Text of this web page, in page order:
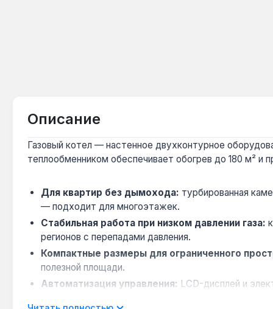
Описание
Газовый котел — настенное двухконтурное
теплообменником обеспечивает обогрев до 180 м² и
Для квартир без дымохода: турбированная
— подходит для многоэтажек.
Стабильная работа при низком давлении газа:
регионов с перепадами давления.
Компактные размеры для ограниченного
полезной площади.
Автоматизация управления: LCD-дисплей и